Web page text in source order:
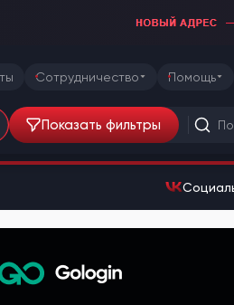
Сотрудничество Помощь
Показать фильтры